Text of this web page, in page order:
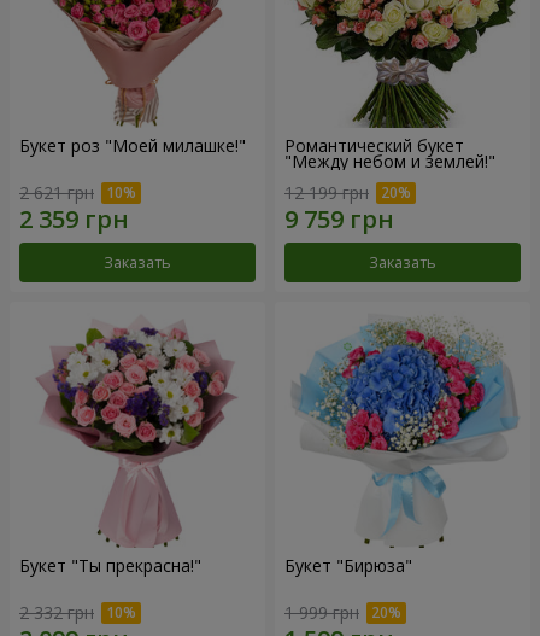
Букет роз "Моей милашке!"
2 621 грн
Заказать
Романтический букет
"Между небом и землей!"
12 199 грн
Заказать
Букет "Ты прекрасна!"
2 332 грн
Букет "Бирюза"
1 999 грн